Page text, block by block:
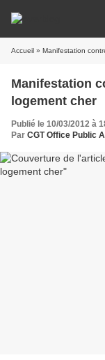
Accueil » Manifestation
Manifestation
logement cher
Publié le 10/03/2012 à
Par CGT Office Public